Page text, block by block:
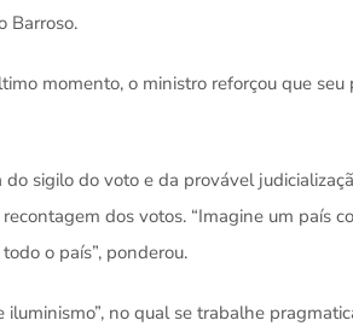
Barroso.
momento, o ministro reforçou que seu
sigilo do voto e da provável
dos votos. “Imagine um país
o país”, ponderou.
no qual se trabalhe